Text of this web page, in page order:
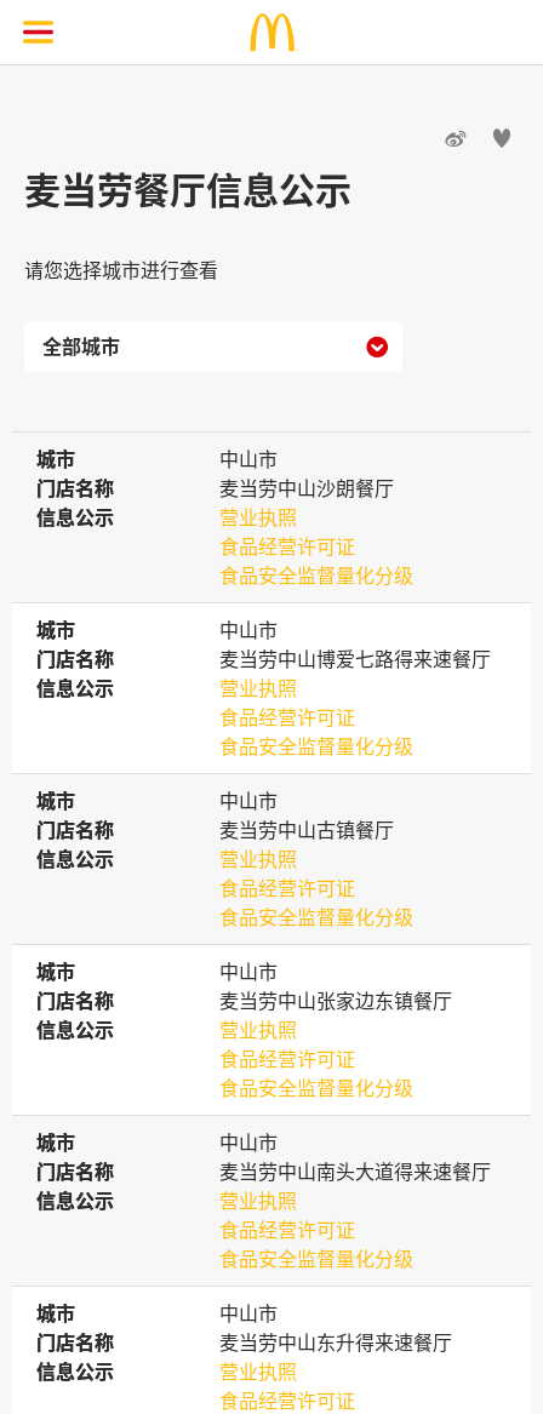
 
麦当劳餐厅信息公示
请您选择城市进行查看

城市
城市
中山市
门店名称
门店名称
麦当劳中山沙朗餐厅
信息公示
信息公示
营业执照
食品经营许可证
食品安全监督量化分级
城市
城市
中山市
门店名称
门店名称
麦当劳中山博爱七路得来速餐厅
信息公示
信息公示
营业执照
食品经营许可证
食品安全监督量化分级
城市
城市
中山市
门店名称
门店名称
麦当劳中山古镇餐厅
信息公示
信息公示
营业执照
食品经营许可证
食品安全监督量化分级
城市
城市
中山市
门店名称
门店名称
麦当劳中山张家边东镇餐厅
信息公示
信息公示
营业执照
食品经营许可证
食品安全监督量化分级
城市
城市
中山市
门店名称
门店名称
麦当劳中山南头大道得来速餐厅
信息公示
信息公示
营业执照
食品经营许可证
食品安全监督量化分级
城市
城市
中山市
门店名称
门店名称
麦当劳中山东升得来速餐厅
信息公示
信息公示
营业执照
食品经营许可证